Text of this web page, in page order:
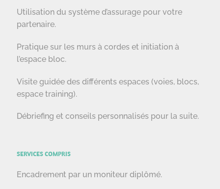
Utilisation du système d’assurage pour votre
partenaire.
Pratique sur les murs à cordes et initiation à
l’espace bloc.
Visite guidée des différents espaces (voies, blocs,
espace training).
Débriefing et conseils personnalisés pour la suite.
SERVICES COMPRIS
Encadrement par un moniteur diplômé.